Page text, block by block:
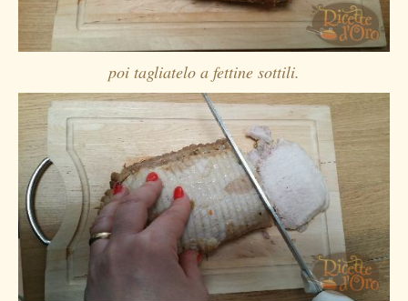
poi tagliatelo a fettine sottili.